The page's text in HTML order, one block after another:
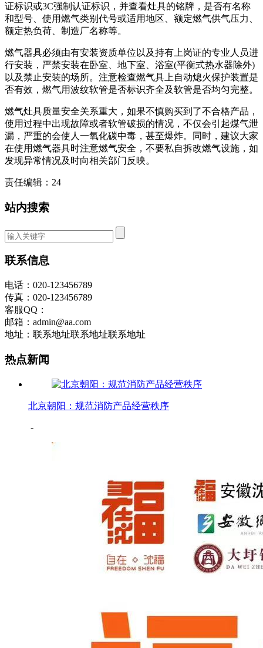
证标识或3C强制认证标识，并查看灶具的铭牌，是否有名称
和型号、使用燃气类别代号或适用地区、额定燃气供气压力、
额定热负荷、制造厂名称等。
燃气器具必须由有安装资质单位以及持有上岗证的专业人员进
行安装，严禁安装在卧室、地下室、浴室(平衡式热水器除外)
以及禁止安装的场所。注意检查燃气具上自动熄火保护装置是
否有效，燃气用波纹软管是否标识齐全及软管是否均匀完整。
燃气灶具质量安全关系重大，如果不慎购买到了不合格产品，
使用过程中出现故障或者软管破损的情况，不仅会引起煤气泄
漏，严重的会使人一氧化碳中毒，甚至爆炸。同时，建议大家
在使用燃气器具时注意燃气安全，不要私自拆改燃气设施，如
发现异常情况及时向相关部门反映。
责任编辑：24
站内搜索
联系信息
电话：020-123456789
传真：020-123456789
客服QQ：
邮箱：admin@aa.com
地址：联系地址联系地址联系地址
热点新闻
北京朝阳：规范消防产品经营秩序
-